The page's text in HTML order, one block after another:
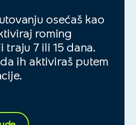
osećaš kao
roming
7 ili 15 dana.
ih aktiviraš putem